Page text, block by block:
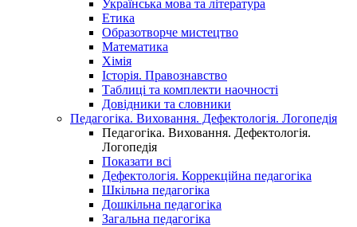
Українська мова та література
Етика
Образотворче мистецтво
Математика
Хімія
Історія. Правознавство
Таблиці та комплекти наочності
Довідники та словники
Педагогіка. Виховання. Дефектологія. Логопедія
Педагогіка. Виховання. Дефектологія.
Логопедія
Показати всі
Дефектологія. Коррекційна педагогіка
Шкільна педагогіка
Дошкільна педагогіка
Загальна педагогіка